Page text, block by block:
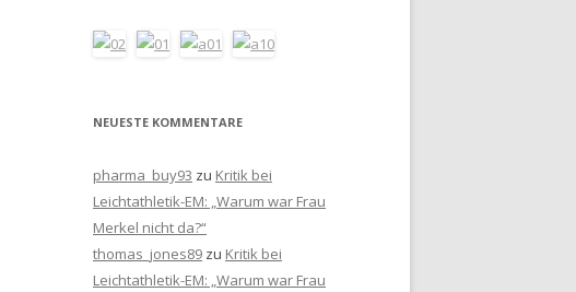
NEUESTE KOMMENTARE
pharma_buy93 zu Kritik bei
Leichtathletik-EM: „Warum war Frau
Merkel nicht da?“
thomas_jones89 zu Kritik bei
Leichtathletik-EM: „Warum war Frau